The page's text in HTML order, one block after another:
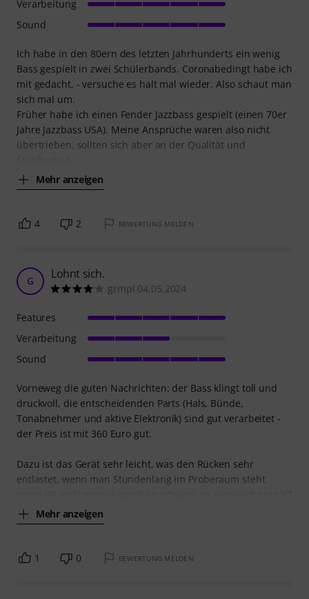
Ich habe in den 80ern des letzten Jahrhunderts ein wenig
Bass gespielt in zwei Schülerbands. Coronabedingt habe ich
mit gedacht, - versuche es halt mal wieder. Also schaut man
sich mal um.
Früher habe ich einen Fender Jazzbass gespielt (einen 70er
Jahre Jazzbass USA). Meine Ansprüche waren also nicht
übertrieben, sollten sich aber an der Qualität und
Mehr anzeigen
Verarbeitung
Sound
4 2 BEWERTUNG MELDEN
G Lohnt sich.
grmpl 04.05.2024
Vorneweg die guten Nachrichten: der Bass klingt toll und
druckvoll, die entscheidenden Parts (Hals, Bünde,
Tonabnehmer und aktive Elektronik) sind gut verarbeitet -
der Preis ist mit 360 Euro gut.
Dazu ist das Gerät sehr leicht, was den Rücken sehr
entlastet, wenn man Stundenlang im Proberaum steht
Mehr anzeigen
Features
Verarbeitung
Sound
1 0 BEWERTUNG MELDEN